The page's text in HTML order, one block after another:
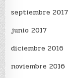
septiembre 2017
junio 2017
diciembre 2016
noviembre 2016